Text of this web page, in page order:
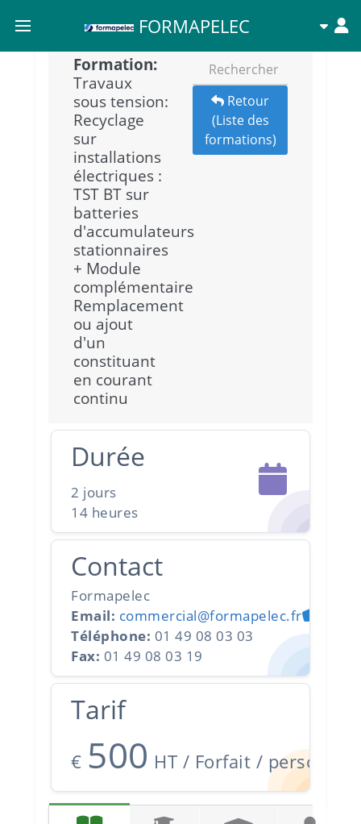
FORMAPELEC
Formation:
Travaux
sous tension:
Recyclage
sur
installations
électriques :
TST BT sur
batteries
d'accumulateurs
stationnaires
+ Module
complémentaire
Remplacement
ou ajout
d'un
constituant
en courant
continu
(Liste des
formations)
Durée
2 jours
14 heures
Contact
Formapelec
Email: commercial@formapelec.fr
Téléphone: 01 49 08 03 03
Fax: 01 49 08 03 19
Tarif
€ 500 HT / Forfait / personne